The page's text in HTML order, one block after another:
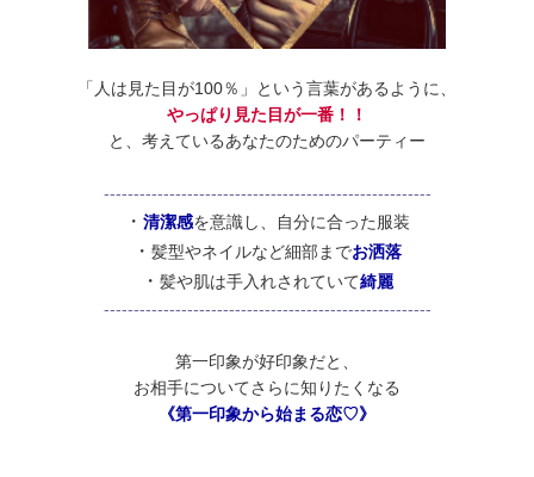
「人は見た目が100％」という言葉があるように、
やっぱり見た目が一番！！
と、考えているあなたのためのパーティー
-------------------------------------------------------
・ 清潔感を意識し、自分に合った服装
・ 髪型やネイルなど細部までお洒落
・ 髪や肌は手入れされていて綺麗
-------------------------------------------------------
第一印象が好印象だと、
お相手についてさらに知りたくなる
《第一印象から始まる恋♡》